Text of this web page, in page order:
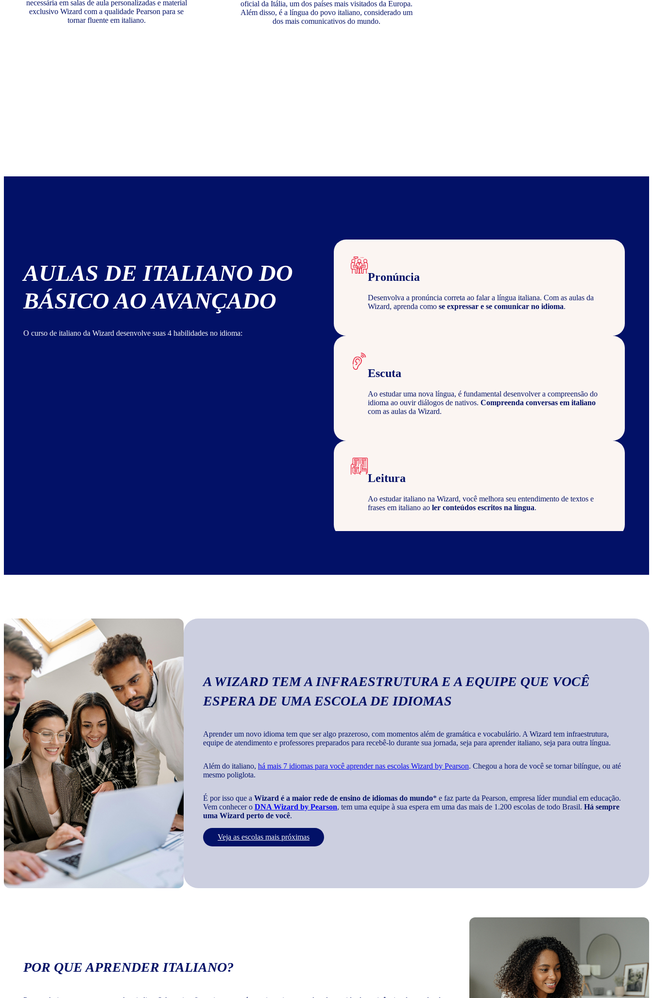
necessária em salas de aula personalizadas e material
exclusivo Wizard com a qualidade Pearson para se
tornar fluente em italiano.
oficial da Itália, um dos países mais visitados da Europa.
Além disso, é a língua do povo italiano, considerado um
dos mais comunicativos do mundo.
AULAS DE ITALIANO DO
BÁSICO AO AVANÇADO
O curso de italiano da Wizard desenvolve suas 4 habilidades no idioma:
Pronúncia
Desenvolva a pronúncia correta ao falar a língua italiana. Com as aulas da
Wizard, aprenda como se expressar e se comunicar no idioma.
Escuta
Ao estudar uma nova língua, é fundamental desenvolver a compreensão do
idioma ao ouvir diálogos de nativos. Compreenda conversas em italiano
com as aulas da Wizard.
Leitura
Ao estudar italiano na Wizard, você melhora seu entendimento de textos e
frases em italiano ao ler conteúdos escritos na língua.
Escrita
A WIZARD TEM A INFRAESTRUTURA E A EQUIPE QUE VOCÊ
ESPERA DE UMA ESCOLA DE IDIOMAS
Aprender um novo idioma tem que ser algo prazeroso, com momentos além de gramática e vocabulário. A Wizard tem infraestrutura,
equipe de atendimento e professores preparados para recebê-lo durante sua jornada, seja para aprender italiano, seja para outra língua.
Além do italiano, há mais 7 idiomas para você aprender nas escolas Wizard by Pearson. Chegou a hora de você se tornar bilíngue, ou até
mesmo poliglota.
É por isso que a Wizard é a maior rede de ensino de idiomas do mundo* e faz parte da Pearson, empresa líder mundial em educação.
Vem conhecer o DNA Wizard by Pearson, tem uma equipe à sua espera em uma das mais de 1.200 escolas de todo Brasil. Há sempre
uma Wizard perto de você.
Veja as escolas mais próximas
POR QUE APRENDER ITALIANO?